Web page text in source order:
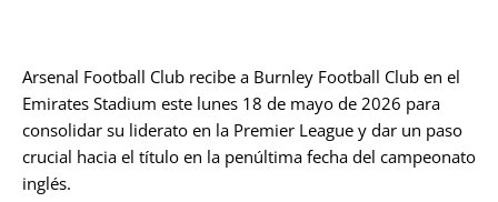
Arsenal Football Club recibe a Burnley Football Club en el
Emirates Stadium este lunes 18 de mayo de 2026 para
consolidar su liderato en la Premier League y dar un paso
crucial hacia el título en la penúltima fecha del campeonato
inglés.